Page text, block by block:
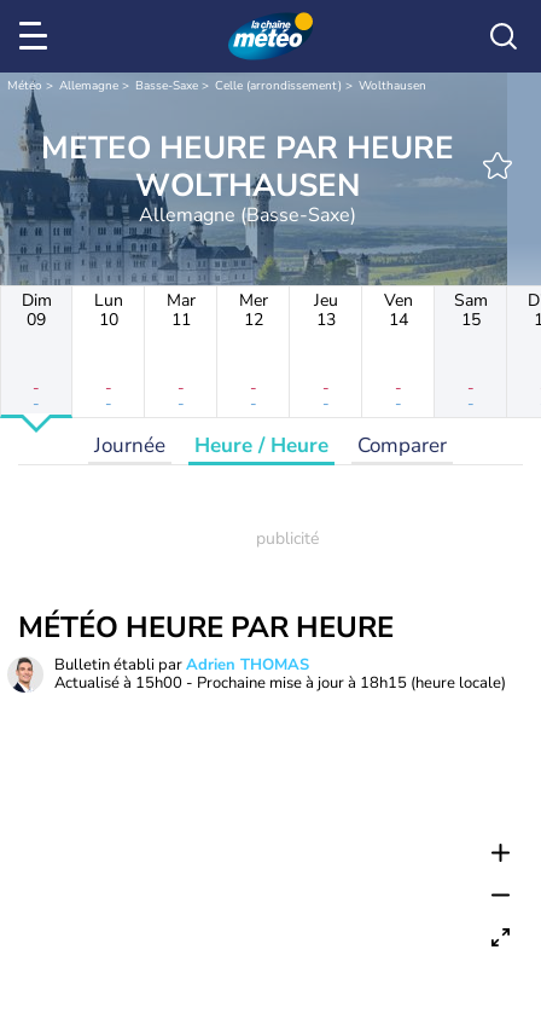
Météo Allemagne Basse-Saxe Celle (arrondissement) Wolthausen
METEO HEURE PAR HEURE
WOLTHAUSEN
Allemagne (Basse-Saxe)
Dim
09
-
-
Lun
10
-
-
Mar
11
-
-
Mer
12
-
-
Jeu
13
-
-
Ven
14
-
-
Sam
15
-
-
Journée Heure / Heure Comparer
MÉTÉO HEURE PAR HEURE
Bulletin établi parAdrien THOMAS
Actualisé à 15h00 - Prochaine mise à jour à 18h15 (heure locale)